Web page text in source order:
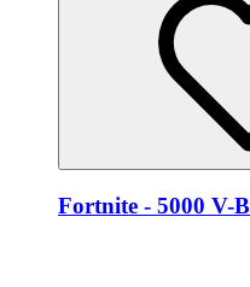
Fortnite - 5000 V-